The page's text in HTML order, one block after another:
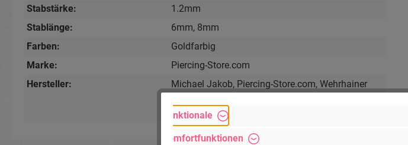
Stabstärke:
1.2mm
Stablänge:
6mm, 8mm
Farben:
Goldfarbig
Marke:
Piercing-Store.com
Hersteller:
Michael Jakob, Piercing-Store.com, Wehrhainer
www.piercing-store.com
Funktionale
Komfortfunktionen